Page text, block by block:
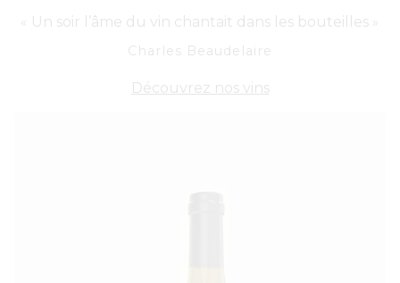
Un soir l’âme du vin chantait dans les bouteilles
Charles Beaudelaire
Découvrez nos vins